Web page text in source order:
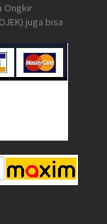
Ongkir
juga bisa